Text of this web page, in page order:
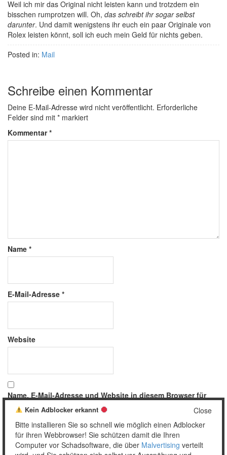
Weil ich mir das Original nicht leisten kann und trotzdem ein
bisschen rumprotzen will. Oh, das schreibt ihr sogar selbst
darunter. Und damit wenigstens ihr euch ein paar Originale von
Rolex leisten könnt, soll ich euch mein Geld für nichts geben.
Posted in: Mail
Schreibe einen Kommentar
Deine E-Mail-Adresse wird nicht veröffentlicht. Erforderliche
Felder sind mit * markiert
Kommentar*
Name *
E-Mail-Adresse *
Website
Name, E-Mail-Adresse und Website in diesem Browser für
meinen nächsten Kommentar speichern.
Close
Kein Adblocker erkannt
Bitte installieren Sie so schnell wie möglich einen Adblocker
für ihren Webbrowser! Sie schützen damit die Ihren
Computer vor Schadsoftware, die über Malvertising verteilt